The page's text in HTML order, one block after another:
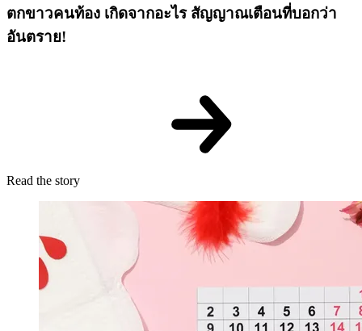
ตกขาวคนท้อง เกิดจากอะไร สัญญาณเตือนที่บอกว่า
อันตราย!
Read the story